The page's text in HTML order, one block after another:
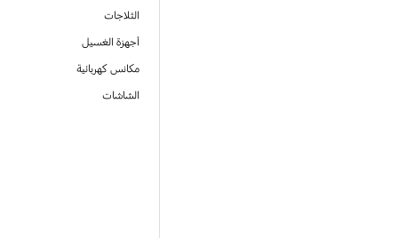
الثلاجات
أجهزة الغسيل
مكانس كهربائية
الشاشات